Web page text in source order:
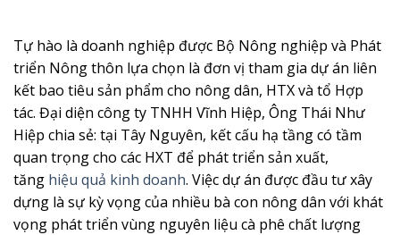
Tự hào là doanh nghiệp được Bộ Nông nghiệp và Phát
triển Nông thôn lựa chọn là đơn vị tham gia dự án liên
kết bao tiêu sản phẩm cho nông dân, HTX và tổ Hợp
tác. Đại diện công ty TNHH Vĩnh Hiệp, Ông Thái Như
Hiệp chia sẻ: tại Tây Nguyên, kết cấu hạ tầng có tầm
quan trọng cho các HXT để phát triển sản xuất,
tăng hiệu quả kinh doanh. Việc dự án được đầu tư xây
dựng là sự kỳ vọng của nhiều bà con nông dân với khát
vọng phát triển vùng nguyên liệu cà phê chất lượng